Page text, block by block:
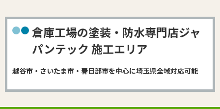
倉庫工場の塗装・防水専門店ジャ
パンテック 施工エリア
越谷市・さいたま市・春日部市を中心に埼玉県全域対応可能